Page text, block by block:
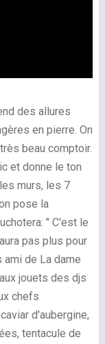
des allures
en pierre. On
beau comptoir.
et donne le ton
murs, les 7
pose la
" C'est le
pas plus pour
de La dame
jouets des djs
chefs
d'aubergine,
tentacule de